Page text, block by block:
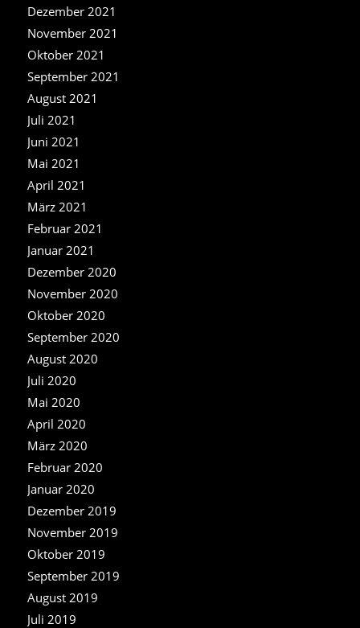
Dezember 2021
November 2021
Oktober 2021
September 2021
August 2021
Juli 2021
Juni 2021
Mai 2021
April 2021
März 2021
Februar 2021
Januar 2021
Dezember 2020
November 2020
Oktober 2020
September 2020
August 2020
Juli 2020
Mai 2020
April 2020
März 2020
Februar 2020
Januar 2020
Dezember 2019
November 2019
Oktober 2019
September 2019
August 2019
Juli 2019